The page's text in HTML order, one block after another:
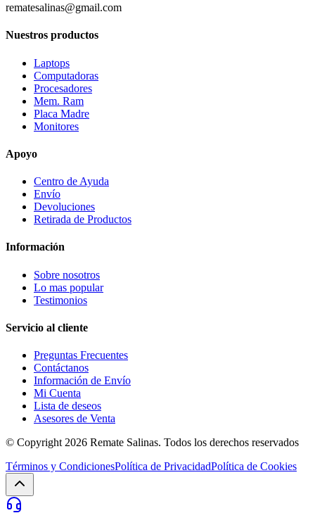
rematesalinas@gmail.com
Nuestros productos
Laptops
Computadoras
Procesadores
Mem. Ram
Placa Madre
Monitores
Apoyo
Centro de Ayuda
Envío
Devoluciones
Retirada de Productos
Información
Sobre nosotros
Lo mas popular
Testimonios
Servicio al cliente
Preguntas Frecuentes
Contáctanos
Información de Envío
Mi Cuenta
Lista de deseos
Asesores de Venta
© Copyright 2026 Remate Salinas. Todos los derechos reservados
Términos y CondicionesPolítica de PrivacidadPolítica de Cookies